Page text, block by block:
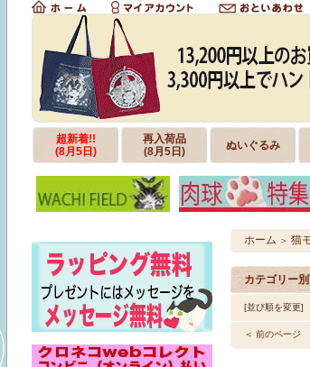
超新着!!
(8月5日)
再入荷品
(8月5日)
ぬいぐるみ
ホーム ＞ 猫
カテゴリー
[並び順を変更]
＜ 前のページ